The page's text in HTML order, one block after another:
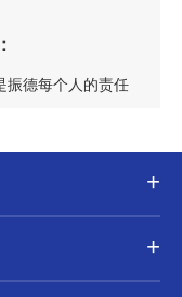
振德每个人的责任